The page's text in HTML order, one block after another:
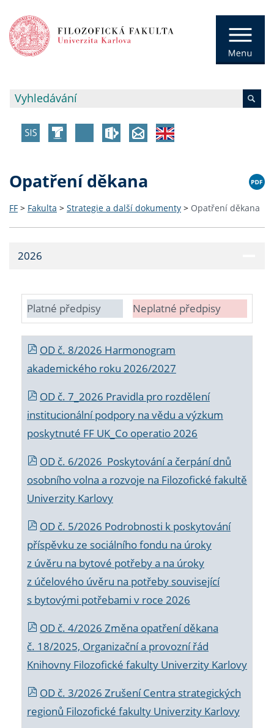
Opatření děkana
FF > Fakulta > Strategie a další dokumenty > Opatření děkana
2026
Platné předpisy Neplatné předpisy
OD č. 8/2026 Harmonogram
akademického roku 2026/2027
OD č. 7_2026 Pravidla pro rozdělení
institucionální podpory na vědu a výzkum
poskytnuté FF UK_Co operatio 2026
OD č. 6/2026 Poskytování a čerpání dnů
osobního volna a rozvoje na Filozofické fakultě
Univerzity Karlovy
OD č. 5/2026 Podrobnosti k poskytování
příspěvku ze sociálního fondu na úroky
z úvěru na bytové potřeby a na úroky
z účelového úvěru na potřeby související
s bytovými potřebami v roce 2026
OD č. 4/2026 Změna opatření děkana
č. 18/2025, Organizační a provozní řád
Knihovny Filozofické fakulty Univerzity Karlovy
OD č. 3/2026 Zrušení Centra strategických
regionů Filozofické fakulty Univerzity Karlovy